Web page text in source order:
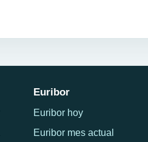
Euribor
Euribor hoy
Euribor mes actual